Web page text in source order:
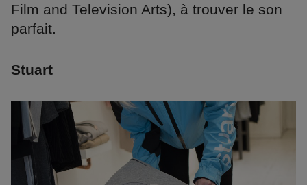
Film and Television Arts), à trouver le son
parfait.
Stuart